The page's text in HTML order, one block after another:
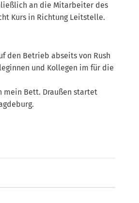
an die Mitarbeiter des
Kurs in Richtung Leitstelle.
den Betrieb abseits von Rush
und Kollegen im für die
mein Bett. Draußen startet